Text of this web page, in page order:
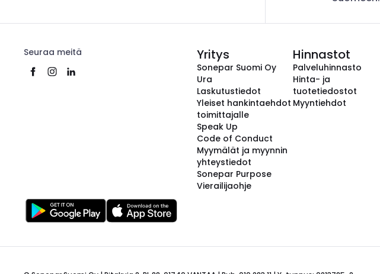
Seuraa meitä Yritys
Sonepar Suomi Oy
Ura
Laskutustiedot
Yleiset hankintaehdot
toimittajalle
Speak Up
Code of Conduct
Myymälät ja myynnin
yhteystiedot
Sonepar Purpose
Vierailijaohje
Hinnastot
Palveluhinnasto
Hinta- ja
tuotetiedostot
Myyntiehdot